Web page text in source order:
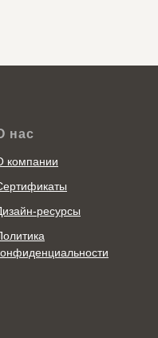
нас
компании
ресурсы